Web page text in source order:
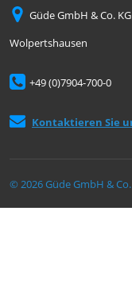
Güde GmbH & Co.
Wolpertshausen
+49 (0)7904-700-0
Kontaktieren Sie
© 2026 Güde GmbH & Co.